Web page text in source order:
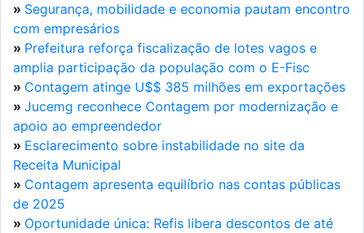
» Segurança, mobilidade e economia pautam encontro
com empresários
» Prefeitura reforça fiscalização de lotes vagos e
amplia participação da população com o E-Fisc
» Contagem atinge U$$ 385 milhões em exportações
» Jucemg reconhece Contagem por modernização e
apoio ao empreendedor
» Esclarecimento sobre instabilidade no site da
Receita Municipal
» Contagem apresenta equilíbrio nas contas públicas
de 2025
» Oportunidade única: Refis libera descontos de até